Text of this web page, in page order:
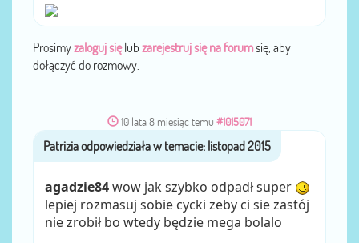
Prosimyzaloguj sięlub zarejestruj się na forumsię, aby
dołączyć do rozmowy.
10 lata 8 miesiąc temu #1015071
przezPatrizia
agadzie84wow jak szybko odpadł super
lepiej rozmasuj sobie cycki zeby ci sie zastój
nie zrobił bo wtedy będzie mega bolalo